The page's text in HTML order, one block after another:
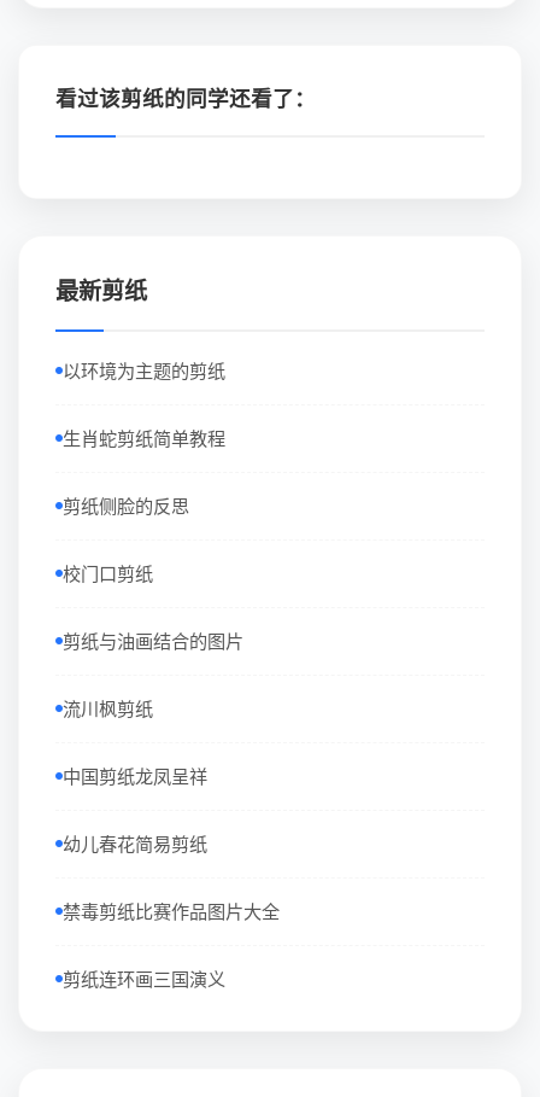
看过该剪纸的同学还看了：
最新剪纸
以环境为主题的剪纸
生肖蛇剪纸简单教程
剪纸侧脸的反思
校门口剪纸
剪纸与油画结合的图片
流川枫剪纸
中国剪纸龙凤呈祥
幼儿春花简易剪纸
禁毒剪纸比赛作品图片大全
剪纸连环画三国演义